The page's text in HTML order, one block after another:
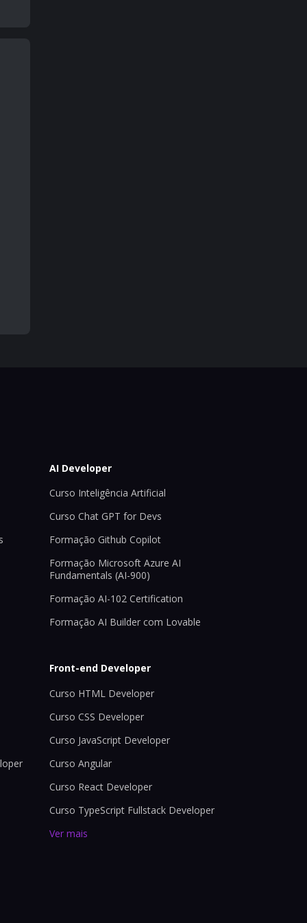
AI Developer
Curso Inteligência Artificial
Curso Chat GPT for Devs
Formação Github Copilot
Formação Microsoft Azure AI
Fundamentals (AI-900)
Formação AI-102 Certification
Formação AI Builder com Lovable
Front-end Developer
Curso HTML Developer
Curso CSS Developer
Curso JavaScript Developer
Curso Angular
Curso React Developer
Curso TypeScript Fullstack Developer
Ver mais